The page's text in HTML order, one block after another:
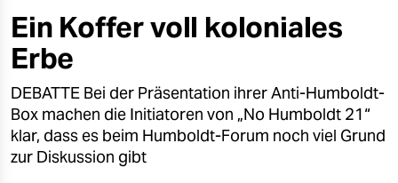
öko
gesellschaft
kultur
sport
Ein Koffer voll koloniales
Erbe
DEBATTE Bei der Präsentation ihrer Anti-Humboldt-
Box machen die Initiatoren von „No Humboldt 21“
klar, dass es beim Humboldt-Forum noch viel Grund
zur Diskussion gibt